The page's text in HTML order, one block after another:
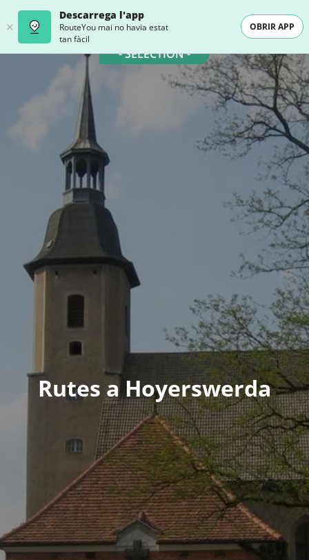
Descarrega l'app
RouteYou mai no havia estat
tan fàcil
OBRIR APP
- SELECTION -
Rutes a Hoyerswerda